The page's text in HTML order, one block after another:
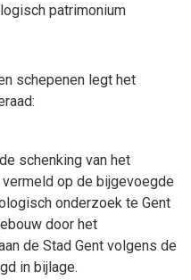
patrimonium
schepenen legt het
schenking van het
op de bijgevoegde
onderzoek te Gent
door het
de Stad Gent volgens de
in bijlage.